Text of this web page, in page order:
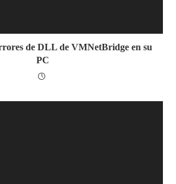
de DLL de VMNetBridge en su
PC